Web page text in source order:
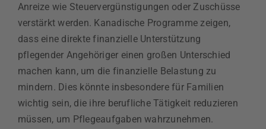
Anreize wie Steuervergünstigungen oder Zuschüsse
verstärkt werden. Kanadische Programme zeigen,
dass eine direkte finanzielle Unterstützung
pflegender Angehöriger einen großen Unterschied
machen kann, um die finanzielle Belastung zu
mindern. Dies könnte insbesondere für Familien
wichtig sein, die ihre berufliche Tätigkeit reduzieren
müssen, um Pflegeaufgaben wahrzunehmen.